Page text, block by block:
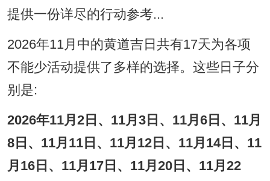
提供一份详尽的行动参考...
2026年11月中的黄道吉日共有17天为各项
不能少活动提供了多样的选择。这些日子分
别是:
2026年11月2日、11月3日、11月6日、11月
8日、11月11日、11月12日、11月14日、11
月16日、11月17日、11月20日、11月22